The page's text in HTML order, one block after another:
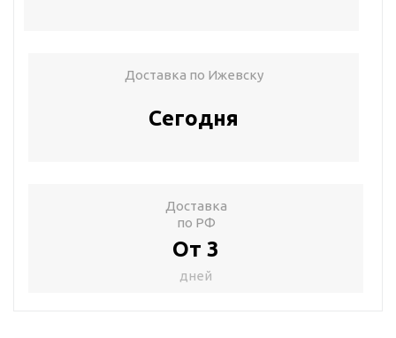
Доставка по Ижевску
Сегодня
Доставка
по РФ
От 3
дней